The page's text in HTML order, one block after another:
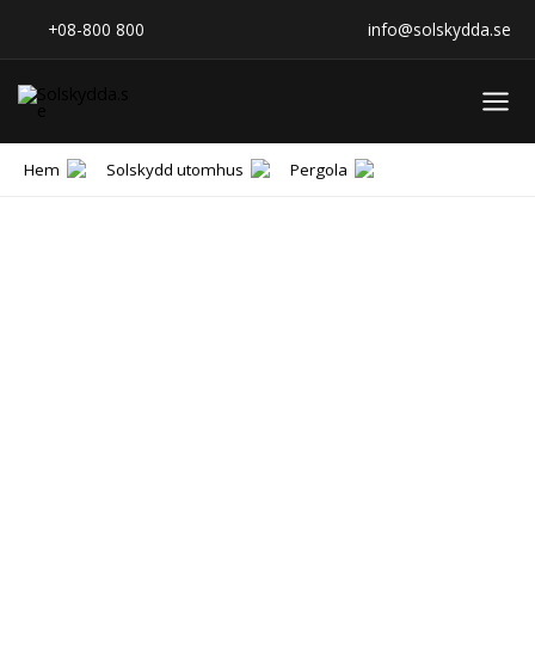
+08-800 800 info@solskydda.se
Hem Solskydd utomhus Pergola